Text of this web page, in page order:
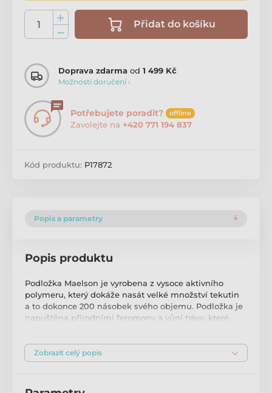
Přidat do košíku
Doprava zdarma od 1 499 Kč
Možnosti doručení ›
Potřebujete poradit? offline
Zavolejte na +420 771 194 837
Kód produktu: P17872
Popis a parametry
Popis produktu
Podložka Maelson je vyrobena z vysoce aktivního
polymeru, který dokáže nasát velké množství tekutin
a to dokonce 200 násobek svého objemu. Podložka je
napuštěna přírodními feromony a vůní trávy, které
Použití:
Zobrazit celý popis